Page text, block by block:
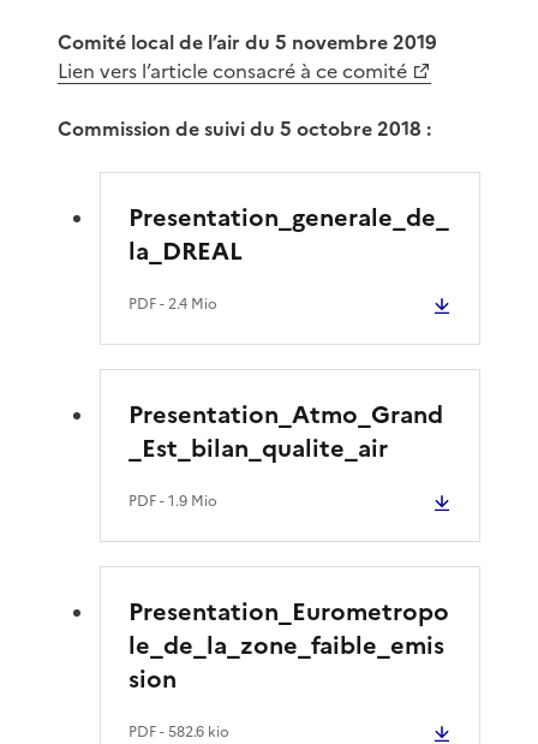
Comité local de l’air du 5 novembre 2019
Lien vers l’article consacré à ce comité
Commission de suivi du 5 octobre 2018 :
Presentation_generale_de_
la_DREAL
PDF- 2.4 Mio
Presentation_Atmo_Grand
_Est_bilan_qualite_air
PDF- 1.9 Mio
Presentation_Eurometropo
le_de_la_zone_faible_emis
sion
PDF- 582.6 kio